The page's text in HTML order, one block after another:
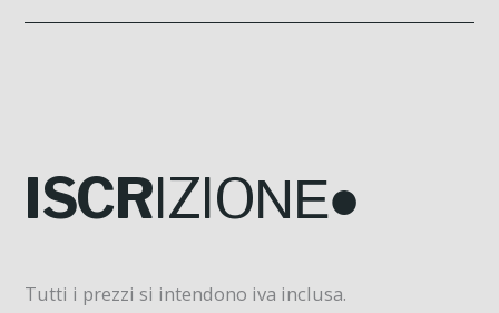
ISCRIZIONE●
Tutti i prezzi si intendono iva inclusa.